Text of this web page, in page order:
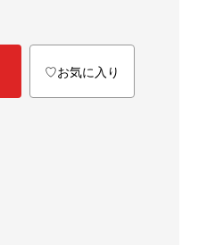
♡お気に入り